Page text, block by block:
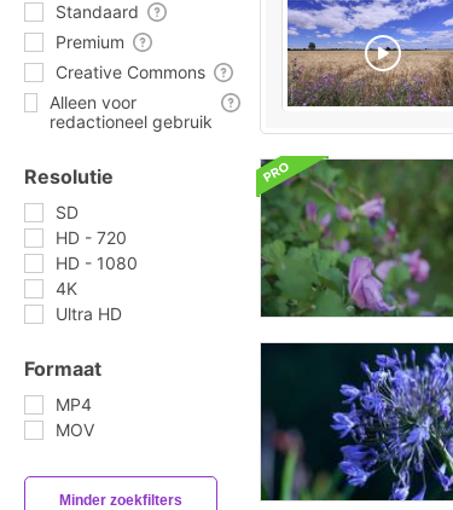
Standaard
Premium
Creative Commons
Alleen voor
redactioneel gebruik
Resolutie
SD
HD - 720
HD - 1080
4K
Ultra HD
Formaat
MP4
MOV
Minder zoekfilters